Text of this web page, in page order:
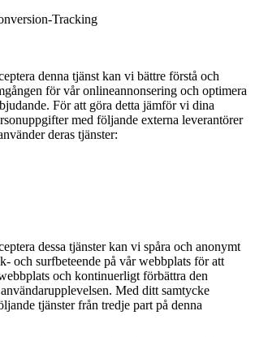
Tracking
denna tjänst kan vi bättre förstå och
för vår onlineannonsering och optimera
För att göra detta jämför vi dina
med följande externa leverantörer
deras tjänster:
dessa tjänster kan vi spåra och anonymt
och surfbeteende på vår webbplats för att
och kontinuerligt förbättra den
Med ditt samtycke
tjänster från tredje part på denna